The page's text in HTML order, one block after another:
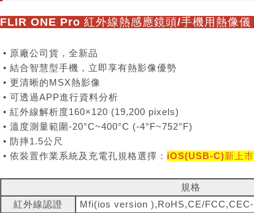
FLIR ONE Pro 紅外線熱感應鏡頭/手機用熱像儀
• 原廠公司貨，全新品
• 結合智慧型手機，立即享有熱影像優勢
• 更清晰的MSX熱影像
• 可透過APP進行資料分析
• 紅外線解析度160×120 (19,200 pixels)
• 溫度測量範圍-20°C~400°C (-4°F~752°F)
• 防摔1.5公尺
• 依裝置作業系統及充電孔規格選擇： iOS(USB-C)新上市
規格
紅外線認證
Mfi(ios version ),RoHS,CE/